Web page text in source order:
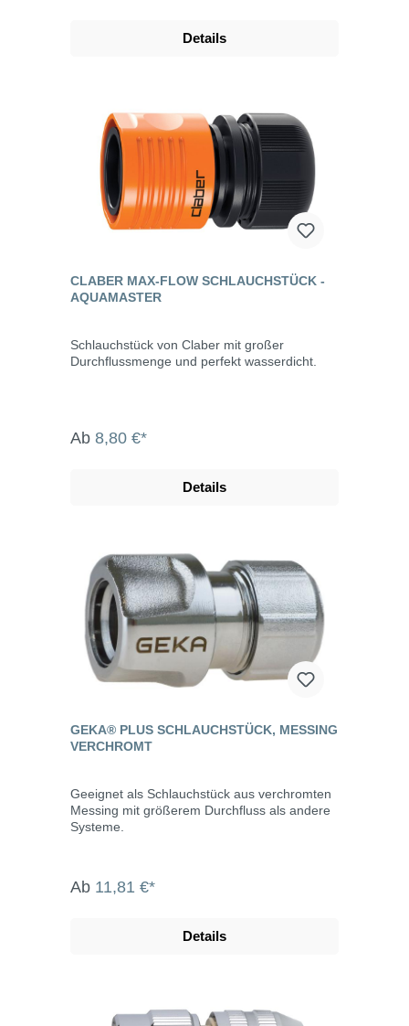
Details
CLABER MAX-FLOW SCHLAUCHSTÜCK -
AQUAMASTER
Schlauchstück von Claber mit großer
Durchflussmenge und perfekt wasserdicht.
Ab 8,80 €*
Details
GEKA® PLUS SCHLAUCHSTÜCK, MESSING
VERCHROMT
Geeignet als Schlauchstück aus verchromten
Messing mit größerem Durchfluss als andere
Systeme.
Ab 11,81 €*
Details